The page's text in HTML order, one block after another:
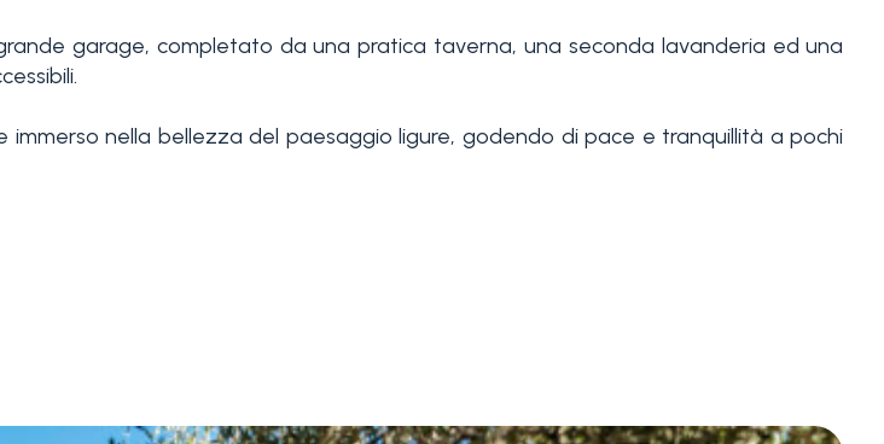
garage, completato da una pratica taverna, una seconda lavanderia ed una
nella bellezza del paesaggio ligure, godendo di pace e tranquillità a pochi